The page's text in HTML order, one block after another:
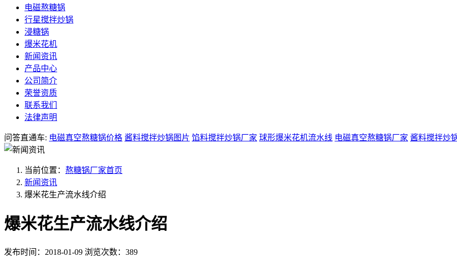
电磁熬糖锅
行星搅拌炒锅
浸糖锅
爆米花机
新闻资讯
产品中心
公司简介
荣誉资质
联系我们
法律声明
问答直通车: 电磁真空熬糖锅价格 酱料搅拌炒锅图片 馅料搅拌炒锅厂家 球形爆米花机流水线 电磁真空熬糖锅厂家 酱料搅拌炒
当前位置： 熬糖锅厂家首页
新闻资讯
爆米花生产流水线介绍
爆米花生产流水线介绍
发布时间：2018-01-09 浏览次数：389